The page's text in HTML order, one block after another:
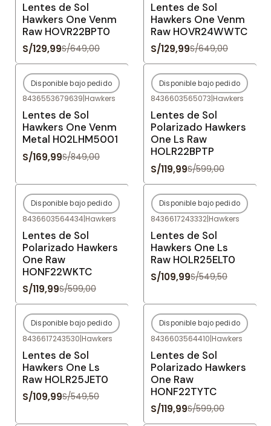
Lentes de Sol
Hawkers One Venm
Raw HOVR22BPT0
S/129,99S/649,00
Lentes de Sol
Hawkers One Venm
Raw HOVR24WWTC
S/129,99S/649,00
-80%OFF
Agotado
Disponible bajo pedido
8436553679639|Hawkers
Lentes de Sol
Hawkers One Venm
Metal H02LHM5001
S/169,99S/849,00
-80%OFF
Agotado
Disponible bajo pedido
8436603565073|Hawkers
Lentes de Sol
Polarizado Hawkers
One Ls Raw
HOLR22BPTP
S/119,99S/599,00
-80%OFF
Agotado
Disponible bajo pedido
8436603564434|Hawkers
Lentes de Sol
Polarizado Hawkers
One Raw
HONF22WKTC
S/119,99S/599,00
-80%OFF
Agotado
Disponible bajo pedido
8436617243332|Hawkers
Lentes de Sol
Hawkers One Ls
Raw HOLR25ELT0
S/109,99S/549,50
-80%OFF
Agotado
Disponible bajo pedido
8436617243530|Hawkers
Lentes de Sol
Hawkers One Ls
Raw HOLR25JET0
S/109,99S/549,50
-80%OFF
Agotado
Disponible bajo pedido
8436603564410|Hawkers
Lentes de Sol
Polarizado Hawkers
One Raw
HONF22TYTC
S/119,99S/599,00